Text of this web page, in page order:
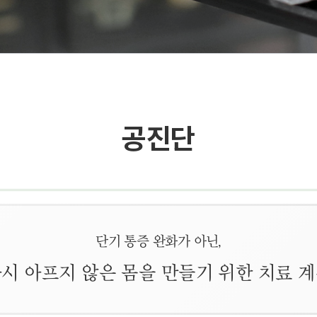
공진단
단기 통증 완화가 아닌,
아프지 않은 몸을 만들기 위한 치료